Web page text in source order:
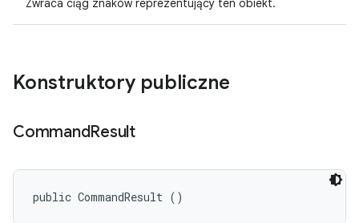
Zwraca ciąg znaków reprezentujący ten obiekt.
Konstruktory publiczne
CommandResult
public CommandResult ()